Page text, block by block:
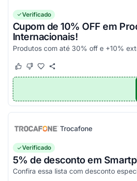
Verificado
Cupom de 10% OFF em
Internacionais!
Este cupom funcionou
Este cupom não funcionou
Trocafone
Verificado
5% de desconto em
Confira essa lista com desconto